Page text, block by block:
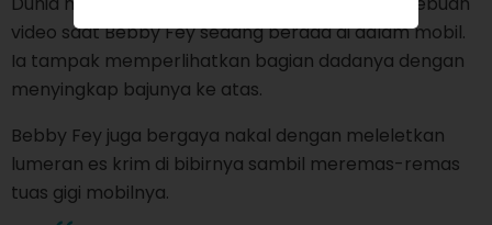
video saat Bebby Fey sedang berada di dalam mobil.
Ia tampak memperlihatkan bagian dadanya dengan
menyingkap bajunya ke atas.
Bebby Fey juga bergaya nakal dengan meleletkan
lumeran es krim di bibirnya sambil meremas-remas
tuas gigi mobilnya.